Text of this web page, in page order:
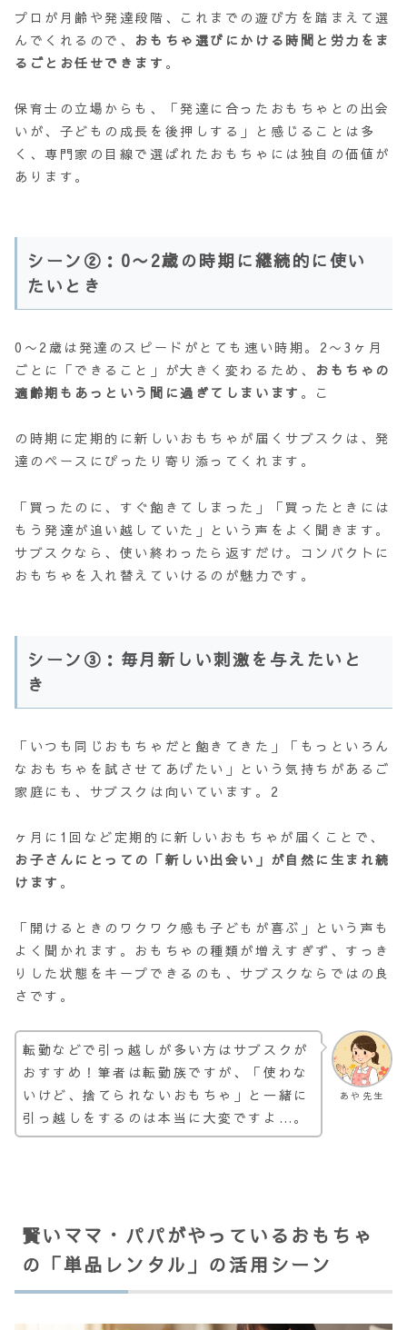
プロが月齢や発達段階、これまでの遊び方を踏まえて選
んでくれるので、 おもちゃ選びにかける時間と労力をま
るごとお任せできます 。
保育士の立場からも、「発達に合ったおもちゃとの出会
いが、子どもの成長を後押しする」と感じることは多
く、専門家の目線で選ばれたおもちゃには独自の価値が
あります。
シーン②：0〜2歳の時期に継続的に使い
たいとき
0〜2歳は発達のスピードがとても速い時期。2〜3ヶ月
ごとに「できること」が大きく変わるため、 おもちゃの
適齢期もあっという間に過ぎてしまいます 。こ
の時期に定期的に新しいおもちゃが届くサブスクは、発
達のペースにぴったり寄り添ってくれます。
「買ったのに、すぐ飽きてしまった」「買ったときには
もう発達が追い越していた」という声をよく聞きます。
サブスクなら、使い終わったら返すだけ。コンパクトに
おもちゃを入れ替えていけるのが魅力です。
シーン③：毎月新しい刺激を与えたいと
き
「いつも同じおもちゃだと飽きてきた」「もっといろん
なおもちゃを試させてあげたい」という気持ちがあるご
家庭にも、サブスクは向いています。2
ヶ月に1回など定期的に新しいおもちゃが届くことで、
お子さんにとっての「新しい出会い」が自然に生まれ続
けます 。
「開けるときのワクワク感も子どもが喜ぶ」という声も
よく聞かれます。おもちゃの種類が増えすぎず、すっき
りした状態をキープできるのも、サブスクならではの良
さです。
あや先生
転勤などで引っ越しが多い方はサブスクが
おすすめ！筆者は転勤族ですが、「使わな
いけど、捨てられないおもちゃ」と一緒に
引っ越しをするのは本当に大変ですよ…。
賢いママ・パパがやっているおもちゃ
の「単品レンタル」の活用シーン